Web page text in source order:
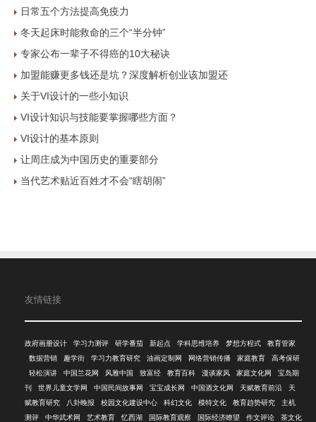
日常五个方法提高免疫力
冬天起床时能救命的三个“半分钟”
专家公布一辈子不得癌的10大秘诀
加盟能赚更多钱还是坑？深度解析创业该加盟还
关于VI设计的一些小知识
VI设计知识与技能要掌握哪些方面？
VI设计的基本原则
让周庄成为中国历史的重要部分
当代艺术贴近百姓才不会“瞎胡闹”
友情链接
政府画册设计 学习力测评 研学番茄 新起点 学科思维培养 梦想方程式
教育管家
数据营销
趣学街 学习力教育研究 油画定制网 网络营销传播 家庭教育
高考保研
轻松演讲
中国兰花网 风雅中国 致富经 教育百科 漫谈家风 家庭文化网
宝岛期
刊
世界儿童文学网 中国民间故事网 宝宝成长网 中国酒文化网 天赋教育前沿
天
赋教育研究
八卦晚报 校园文化建设中心 科幻文化 模特文化 教育趋势研究
主机
测评
中华武术网 艺术教育 忆西湖 国际教育观察 国际经济瞭望 作文评论
茶文化